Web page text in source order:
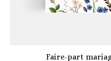
Faire-part